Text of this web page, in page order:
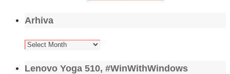
Arhiva
Arhiva
Lenovo Yoga 510, #WinWithWindows